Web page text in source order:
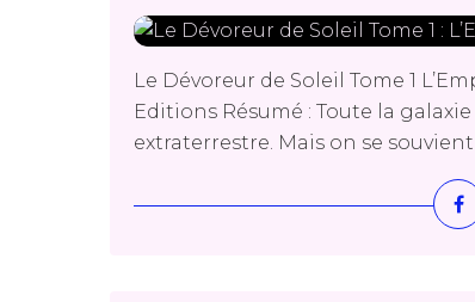
Le Dévoreur de Soleil Tome 1
Editions Résumé : Toute la
extraterrestre. Mais on se